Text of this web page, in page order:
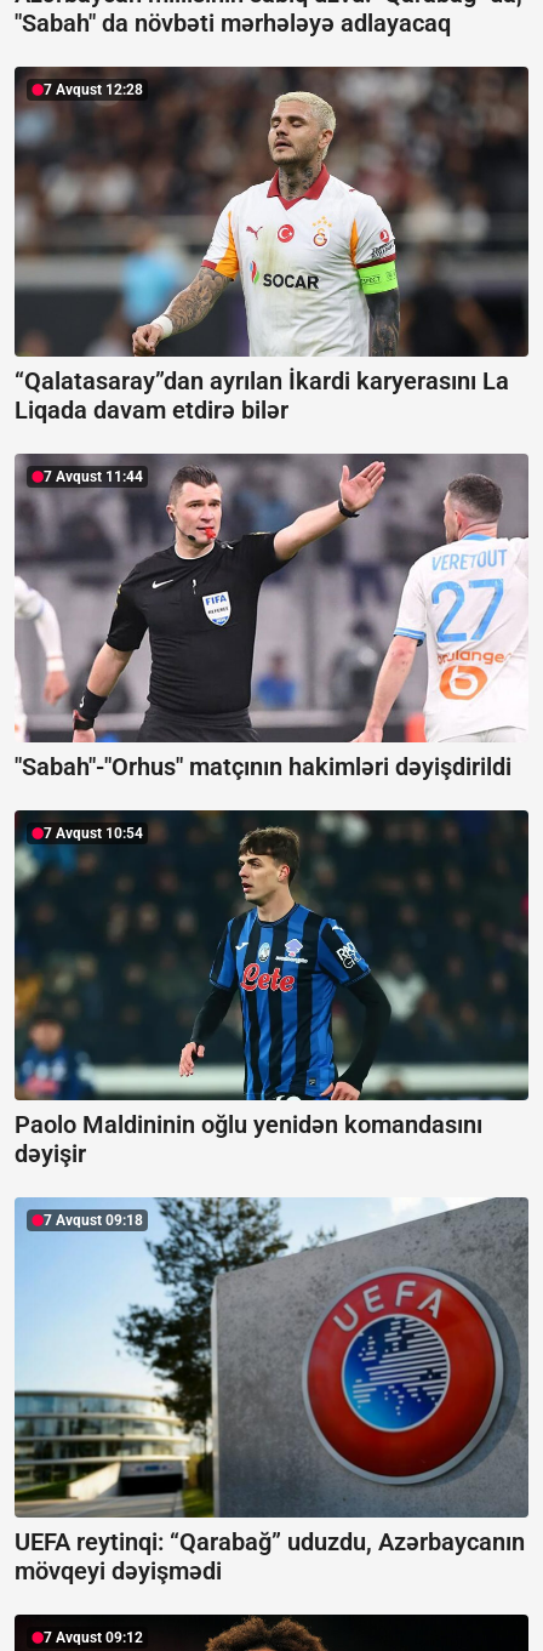
"Sabah" da növbəti mərhələyə adlayacaq
7 Avqust 12:28
“Qalatasaray”dan ayrılan İkardi karyerasını La
Liqada davam etdirə bilər
7 Avqust 11:44
"Sabah"-"Orhus" matçının hakimləri dəyişdirildi
7 Avqust 10:54
Paolo Maldininin oğlu yenidən komandasını
dəyişir
7 Avqust 09:18
UEFA reytinqi: “Qarabağ” uduzdu, Azərbaycanın
mövqeyi dəyişmədi
7 Avqust 09:12